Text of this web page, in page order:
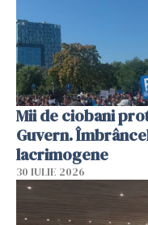
Mii de ciobani
Guvern.
lacrimogene
30 IULIE 2026